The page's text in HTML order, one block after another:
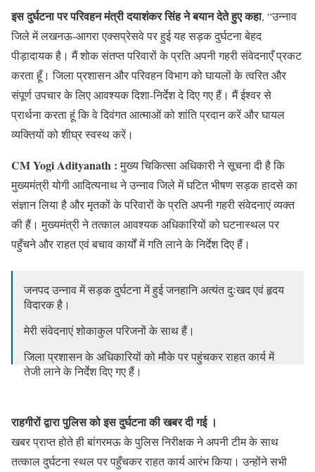
इस दुर्घटना पर परिवहन मंत्री दयाशंकर सिंह ने बयान देते हुए कहा, “उन्नाव
जिले में लखनऊ-आगरा एक्सप्रेसवे पर हुई यह सड़क दुर्घटना बेहद
पीड़ादायक है। मैं शोक संतप्त परिवारों के प्रति अपनी गहरी संवेदनाएँ प्रकट
करता हूँ। जिला प्रशासन और परिवहन विभाग को घायलों के त्वरित और
संपूर्ण उपचार के लिए आवश्यक दिशा-निर्देश दे दिए गए हैं। मैं ईश्वर से
प्रार्थना करता हूं कि वे दिवंगत आत्माओं को शांति प्रदान करें और घायल
व्यक्तियों को शीघ्र स्वस्थ करें।
CM Yogi Adityanath :मुख्य चिकित्सा अधिकारी ने सूचना दी है कि
मुख्यमंत्री योगी आदित्यनाथ ने उन्नाव जिले में घटित भीषण सड़क हादसे का
संज्ञान लिया है और मृतकों के परिवारों के प्रति अपनी गहरी संवेदनाएं व्यक्त
की हैं। मुख्यमंत्री ने तत्काल आवश्यक अधिकारियों को घटनास्थल पर
पहुँचने और राहत एवं बचाव कार्यों में गति लाने के निर्देश दिए हैं।
जनपद उन्नाव में सड़क दुर्घटना में हुई जनहानि अत्यंत दुःखद एवं हृदय
विदारक है।
मेरी संवेदनाएं शोकाकुल परिजनों के साथ हैं।
जिला प्रशासन के अधिकारियों को मौके पर पहुंचकर राहत कार्य में
तेजी लाने के निर्देश दिए गए हैं।
— Yogi Adityanath (@myogiadityanath)July 10, 2024
राहगीरों द्वारा पुलिस को इस दुर्घटना की खबर दी गई ।
खबर प्राप्त होते ही बांगरमऊ के पुलिस निरीक्षक ने अपनी टीम के साथ
तत्काल दुर्घटना स्थल पर पहुँचकर राहत कार्य आरंभ किया। उन्होंने सभी